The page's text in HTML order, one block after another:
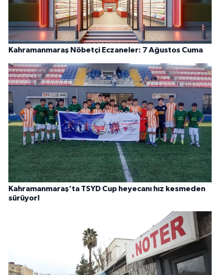
Kahramanmaraş Nöbetçi Eczaneler: 7 Ağustos Cuma
Kahramanmaraş'ta TSYD Cup heyecanı hız kesmeden
sürüyor!